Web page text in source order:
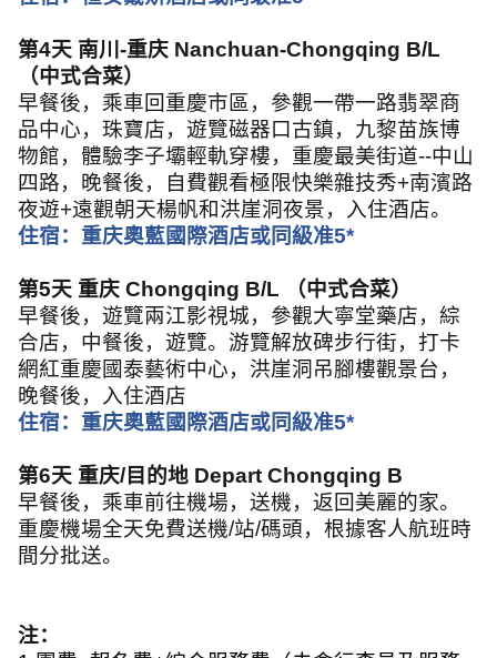
第4天 南川 -重庆 Nanchuan-Chongqing B/L
（中式合菜）
早餐後，乘車回重慶市區，參觀一帶一路翡翠商
品中心，珠寶店，遊覽磁器口古鎮，九黎苗族博
物館，體驗李子壩輕軌穿樓，重慶最美街道--中山
四路，晚餐後，自費觀看極限快樂雜技秀+南濱路
夜遊+遠觀朝天楊帆和洪崖洞夜景，入住酒店。
住宿：重庆奧藍國際酒店或同級准5*
第5天 重庆 Chongqing B/L
（中式合菜）
早餐後，遊覽兩江影視城，參觀大寧堂藥店，綜
合店，中餐後，遊覽。游覽解放碑步行街，打卡
網紅重慶國泰藝術中心，洪崖洞吊腳樓觀景台，
晚餐後，入住酒店
住宿：重庆奧藍國際酒店或同級准5*
第6天 重庆/ 目的地 Depart Chongqing B
早餐後，乘車前往機場，送機，返回美麗的家。
重慶機場全天免費送機/站/碼頭，根據客人航班時
間分批送。
注：